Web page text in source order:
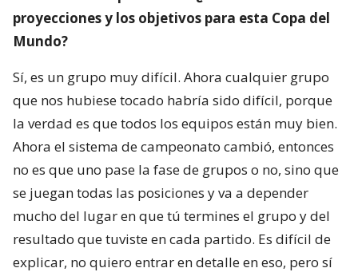
proyecciones y los objetivos para esta Copa del
Mundo?
Sí, es un grupo muy difícil. Ahora cualquier grupo
que nos hubiese tocado habría sido difícil, porque
la verdad es que todos los equipos están muy bien.
Ahora el sistema de campeonato cambió, entonces
no es que uno pase la fase de grupos o no, sino que
se juegan todas las posiciones y va a depender
mucho del lugar en que tú termines el grupo y del
resultado que tuviste en cada partido. Es difícil de
explicar, no quiero entrar en detalle en eso, pero sí